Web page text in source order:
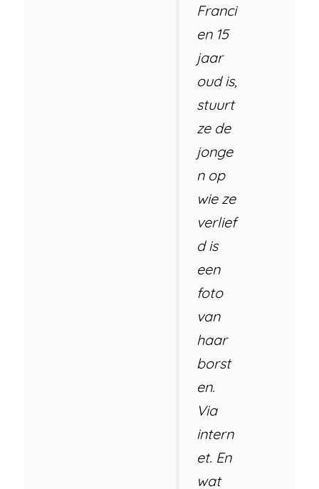
Franci
en 15
jaar
oud is,
stuurt
ze de
jonge
n op
wie ze
verlief
d is
een
foto
van
haar
borst
en.
Via
intern
et. En
wat